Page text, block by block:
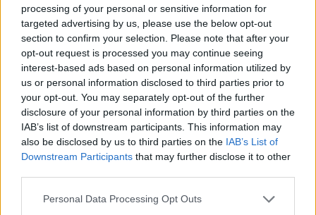
processing of your personal or sensitive information for
targeted advertising by us, please use the below opt-out
section to confirm your selection. Please note that after your
opt-out request is processed you may continue seeing
interest-based ads based on personal information utilized by
us or personal information disclosed to third parties prior to
your opt-out. You may separately opt-out of the further
disclosure of your personal information by third parties on the
IAB’s list of downstream participants. This information may
also be disclosed by us to third parties on the IAB’s List of
Downstream Participants that may further disclose it to other
Personal Data Processing Opt Outs
Keep cool! Αυτά τα αντηλιακά σε
προστατεύουν και σε δροσίζουν παράλληλα
Έχοντας μαζί σου ένα top coat, μπορείς να
ανανεώσεις τη γυαλάδα τωννυχιώνσου, που
ίσως χαθεί αν περπατάς με τις ώρες στην
άμμο.
https://www.instagram.com/p/CR4Zx6GjLih